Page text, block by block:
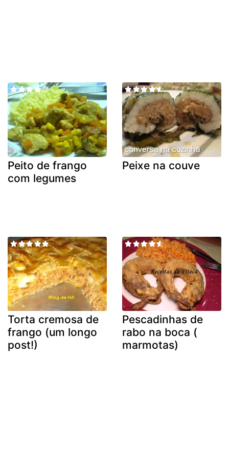
Peito de frango
com legumes
Peixe na couve
Torta cremosa de
frango (um longo
post!)
Pescadinhas de
rabo na boca (
marmotas)